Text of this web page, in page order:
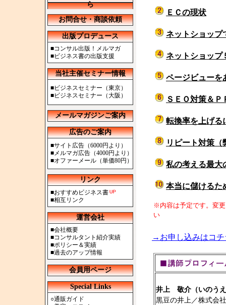
ら
お問合せ・商談依頼
出版プロデュース
■コンサル出版！メルマガ
■ビジネス書の出版支援
当社主催セミナー情報
■ビジネスセミナー（東京）
■ビジネスセミナー（大阪）
メールマガジンご案内
広告のご案内
■サイト広告（6000円より）
■メルマガ広告（4000円より）
■オファーメール（単価80円）
リンク
■おすすめビジネス書
■相互リンク
運営会社
■会社概要
■コンサルタント紹介実績
■ポリシー＆実績
■過去のアップ情報
会員用ページ
Special Links
○通販ガイド
ＥＣの現状
ネットショップ
ネットショップ
ページビューを
ＳＥＯ対策＆Ｐ
転換率を上げる
リピート対策（
私の考える最大
本当に儲けるた
※内容は予定です。変
い
→お申し込みはコチ
井上 敬介（いのう
黒豆の井上／株式会